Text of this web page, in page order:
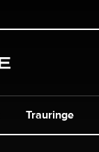
Trauringe